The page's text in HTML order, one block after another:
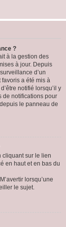
?
à la gestion des
à jour. Depuis
d’un
favoris a été mis à
notifié lorsqu’il y
de notifications pour
le panneau de
cliquant sur le lien
en haut et en bas du
lorsqu’une
le sujet.